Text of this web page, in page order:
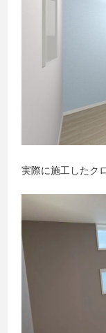
実際に施工したク